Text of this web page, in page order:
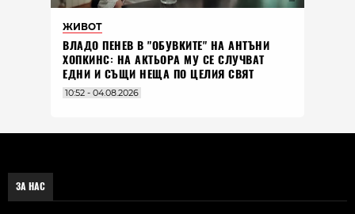
ЖИВОТ
ВЛАДO ПЕНЕВ В "ОБУВКИТЕ" НА АНТЪНИ
ХОПКИНС: НА АКТЬОРА МУ СЕ СЛУЧВАТ
ЕДНИ И СЪЩИ НЕЩА ПО ЦЕЛИЯ СВЯТ
10:52 - 04.08.2026
ЗА НАС